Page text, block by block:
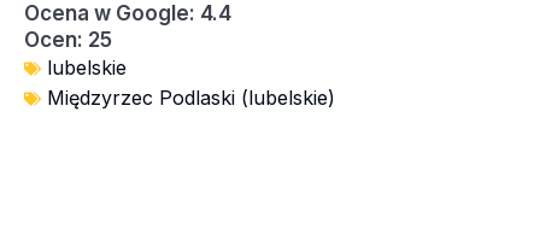
Ocena w Google: 4.4
Ocen: 25
lubelskie
Międzyrzec Podlaski (lubelskie)